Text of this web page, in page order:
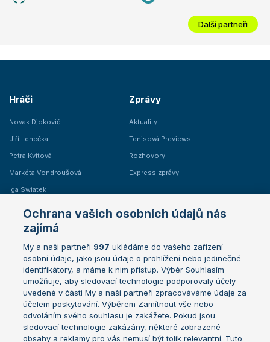
Další partneři
Hráči
Novak Djokovič
Jiří Lehečka
Petra Kvitová
Markéta Vondroušová
Iga Swiatek
Zprávy
Aktuality
Tenisová Previews
Rozhovory
Express zprávy
Žebříčky
Žebříček ATP (muži)
Žebříček WTA (ženy)
Sázkařský žebříček
Australian Open
French Open
Wimbledon
US Open
Turnaj mistrů
Turnaj mistryň
Ochrana vašich osobních údajů nás
zajímá
My a naši partneři 997 ukládáme do vašeho zařízení
osobní údaje, jako jsou údaje o prohlížení nebo jedinečné
identifikátory, a máme k nim přístup. Výběr Souhlasím
umožňuje, aby sledovací technologie podporovaly účely
uvedené v části My a naši partneři zpracováváme údaje za
účelem poskytování. Výběrem Zamítnout vše nebo
odvoláním svého souhlasu je zakážete. Pokud jsou
sledovací technologie zakázány, některé zobrazené
obsahy a reklamy pro vás nemusí být tolik relevantní. Tuto